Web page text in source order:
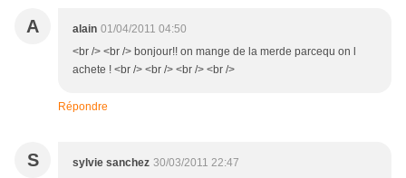
A alain 01/04/2011 04:50
<br /> <br /> bonjour!! on mange de la merde parcequ on l
achete ! <br /> <br /> <br /> <br />
Répondre
S sylvie sanchez 30/03/2011 22:47